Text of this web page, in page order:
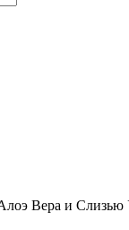
Вера и Слизью